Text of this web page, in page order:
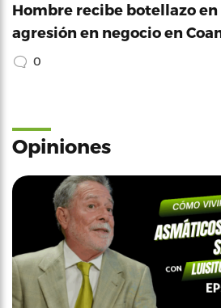
Hombre recibe botellazo
agresión en negocio en
0
Opiniones